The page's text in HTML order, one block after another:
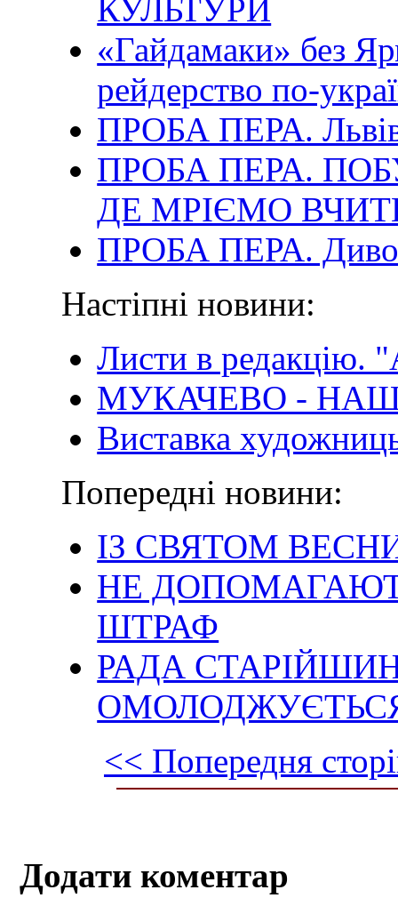
КУЛЬТУРИ
«Гайдамаки» без
рейдерство по-
ПРОБА ПЕРА.
ПРОБА ПЕРА.
ДЕ МРІЄМО
ПРОБА ПЕРА.
Настіпні новини:
Листи в редакцію.
МУКАЧЕВО -
Виставка
Попередні новини:
ІЗ СВЯТОМ
НЕ
ШТРАФ
РАДА
<< Попередня
Додати коментар